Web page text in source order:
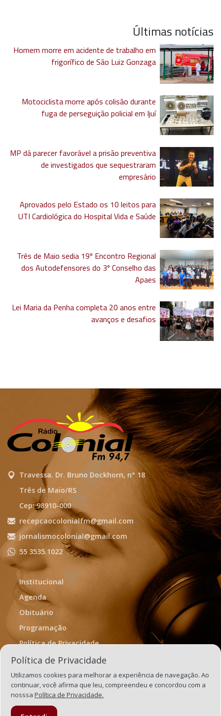
Últimas notícias
Homem morre em acidente de trabalho em
frigorífico de São Luiz Gonzaga
Motociclista morre após colisão durante
fuga de perseguição policial em Ijuí
MP dá parecer favorável a prisão preventiva
de investigados que sequestraram
empresário
Aprovados pelo Estado os 10 leitos para
UTI Cardiológica do Hospital Vida e Saúde
Três de Maio sedia 19º Encontro Regional
dos Autodefensores do 3º Conselho das
Apaes
Lei Maria da Penha completa 20 anos entre
avanços e desafios
Travessa. Dr. Bruno Dockhorn, n° 18
Três de Maio/RS
Cep: 98910-000
recepcaocolonialfm@gmail.com
jornalismocolonial@gmail.com
55 3535.1022
Institucional
Agenda
Obituário
Programação
Política de Privacidade
Termos de Uso
Política de Privacidade
Utilizamos cookies para melhorar a experiência de navegação. Ao
continuar, você afirma que leu, compreendeu e concordou com a
nosssa Política de Privacidade.